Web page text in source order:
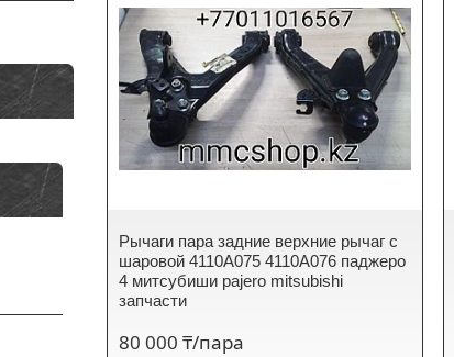
Рычаги пара задние верхние рычаг с
шаровой 4110A075 4110A076 паджеро
4 митсубиши pajero mitsubishi
запчасти
80 000 ₸/пара